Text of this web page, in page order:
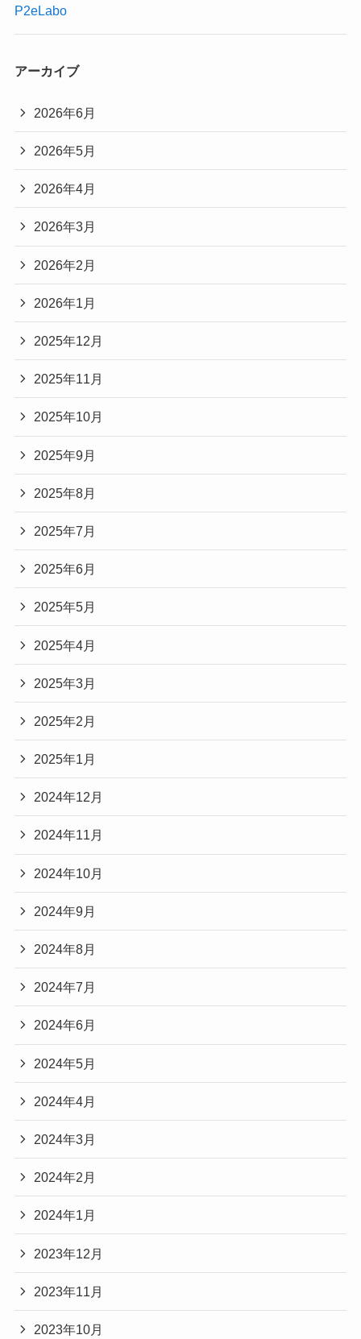
P2eLabo
アーカイブ
2026年6月
2026年5月
2026年4月
2026年3月
2026年2月
2026年1月
2025年12月
2025年11月
2025年10月
2025年9月
2025年8月
2025年7月
2025年6月
2025年5月
2025年4月
2025年3月
2025年2月
2025年1月
2024年12月
2024年11月
2024年10月
2024年9月
2024年8月
2024年7月
2024年6月
2024年5月
2024年4月
2024年3月
2024年2月
2024年1月
2023年12月
2023年11月
2023年10月